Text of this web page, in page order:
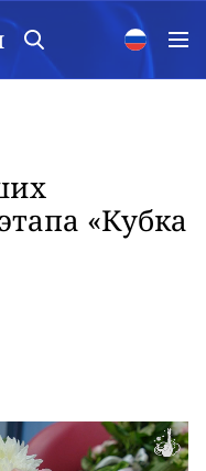
«Кубка